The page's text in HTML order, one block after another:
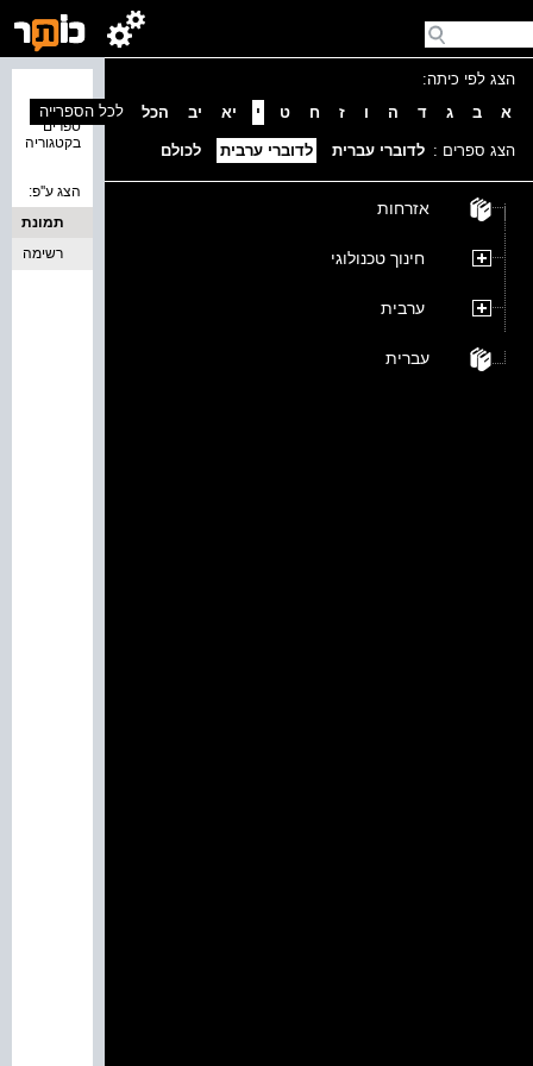
הצג לפי כיתה:
א
ב ג ד ה ו ז ח ט י יא יב הכל
הצג ספרים : לדוברי עברית לדוברי ערבית לכולם
אזרחות
חינוך טכנולוגי
ערבית
עברית
ספרים
בקטגוריה
לכל הספרייה
הצג ע''פ:
תמונת
כריכה
רשימה